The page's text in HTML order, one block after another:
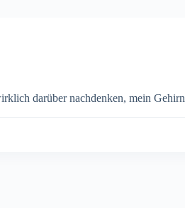
darüber nachdenken, mein Gehirn